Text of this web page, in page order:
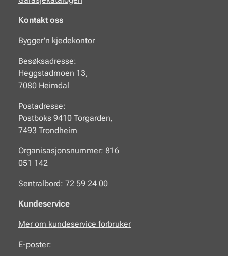
Kontakt oss
Bygger'n kjedekontor
Besøksadresse:
Heggstadmoen 13,
7080 Heimdal
Postadresse:
Postboks 9410 Torgarden,
7493 Trondheim
Organisasjonsnummer: 816
051 142
Sentralbord: 72 59 24 00
Kundeservice
Mer om kundeservice forbruker
E-poster: